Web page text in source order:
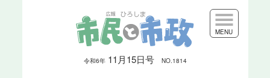
令和6年11月15日号 NO.1814
MENU